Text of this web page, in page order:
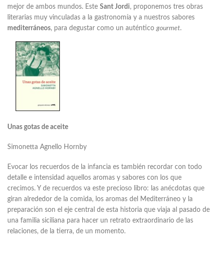
mejor de ambos mundos. Este Sant Jordi, proponemos tres obras
literarias muy vinculadas a la gastronomía y a nuestros sabores
mediterráneos, para degustar como un auténtico gourmet.
Unas gotas de aceite
Simonetta Agnello Hornby
Evocar los recuerdos de la infancia es también recordar con todo
detalle e intensidad aquellos aromas y sabores con los que
crecimos. Y de recuerdos va este precioso libro: las anécdotas que
giran alrededor de la comida, los aromas del Mediterráneo y la
preparación son el eje central de esta historia que viaja al pasado de
una familia siciliana para hacer un retrato extraordinario de las
relaciones, de la tierra, de un momento.